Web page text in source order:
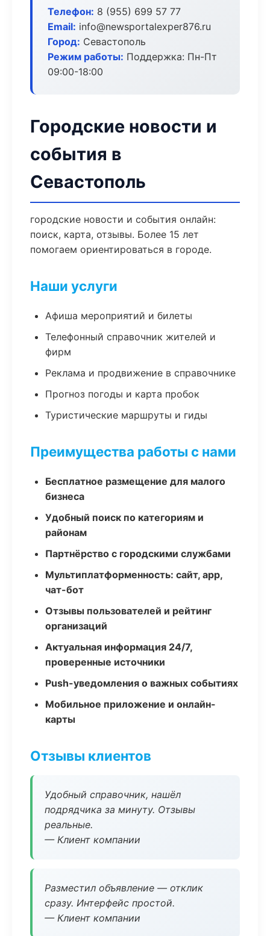
Телефон: 8 (955) 699 57 77
Email: info@newsportalexper876.ru
Город: Севастополь
Режим работы: Поддержка: Пн-Пт
09:00-18:00
Городские новости и
события в
Севастополь
городские новости и события онлайн:
поиск, карта, отзывы. Более 15 лет
помогаем ориентироваться в городе.
Наши услуги
Афиша мероприятий и билеты
Телефонный справочник жителей и
фирм
Реклама и продвижение в справочнике
Прогноз погоды и карта пробок
Туристические маршруты и гиды
Преимущества работы с нами
Бесплатное размещение для малого
бизнеса
Удобный поиск по категориям и
районам
Партнёрство с городскими службами
Мультиплатформенность: сайт, app,
чат-бот
Отзывы пользователей и рейтинг
организаций
Актуальная информация 24/7,
проверенные источники
Push-уведомления о важных событиях
Мобильное приложение и онлайн-
карты
Отзывы клиентов
Удобный справочник, нашёл
подрядчика за минуту. Отзывы
реальные.
— Клиент компании
Разместил объявление — отклик
сразу. Интерфейс простой.
— Клиент компании